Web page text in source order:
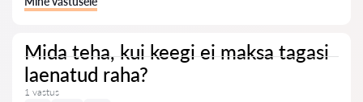
Mida teha, kui keegi ei maksa tagasi
laenatud raha?
1 vastus